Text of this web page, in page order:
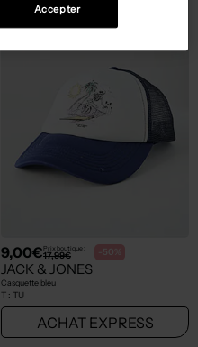
9,00€Prix boutique :
17,99€ -50%
JACK & JONES
Casquette bleu
T : TU
ACHAT EXPRESS
Accepter